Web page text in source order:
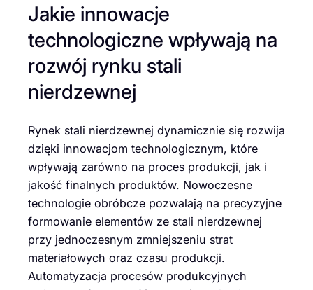
Jakie innowacje
technologiczne wpływają na
rozwój rynku stali
nierdzewnej
Rynek stali nierdzewnej dynamicznie się rozwija
dzięki innowacjom technologicznym, które
wpływają zarówno na proces produkcji, jak i
jakość finalnych produktów. Nowoczesne
technologie obróbcze pozwalają na precyzyjne
formowanie elementów ze stali nierdzewnej
przy jednoczesnym zmniejszeniu strat
materiałowych oraz czasu produkcji.
Automatyzacja procesów produkcyjnych